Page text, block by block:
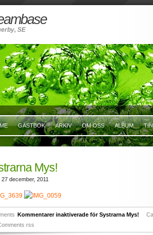
SE
GÄSTBOK ARKIV OM OSS ALBUM
Mys!
27 december, 2011
Kommentarer inaktiverade för Systrarna Mys!
rss